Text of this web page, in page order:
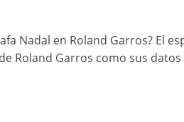
Nadal en Roland Garros? El
Roland Garros como sus datos